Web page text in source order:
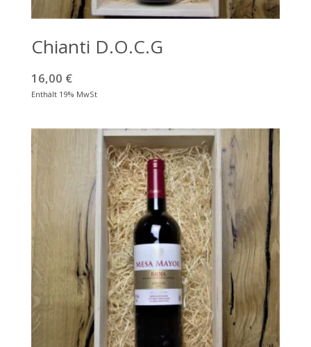
Chianti D.O.C.G
16,00 €
Enthält 19% MwSt